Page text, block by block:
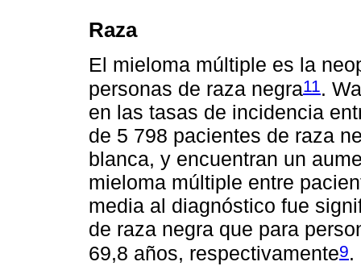
Raza
El mieloma múltiple es la
personas de raza negra11.
en las tasas de incidencia
de 5 798 pacientes de raza
blanca, y encuentran un
mieloma múltiple entre
media al diagnóstico fue
de raza negra que para
69,8 años, respectivamente9.